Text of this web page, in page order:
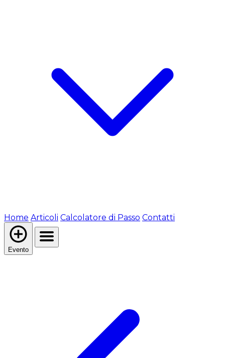
Home Articoli Calcolatore di Passo Contatti
Evento